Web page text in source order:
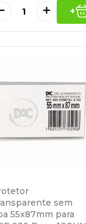
＋ +
sem
55x87mm para